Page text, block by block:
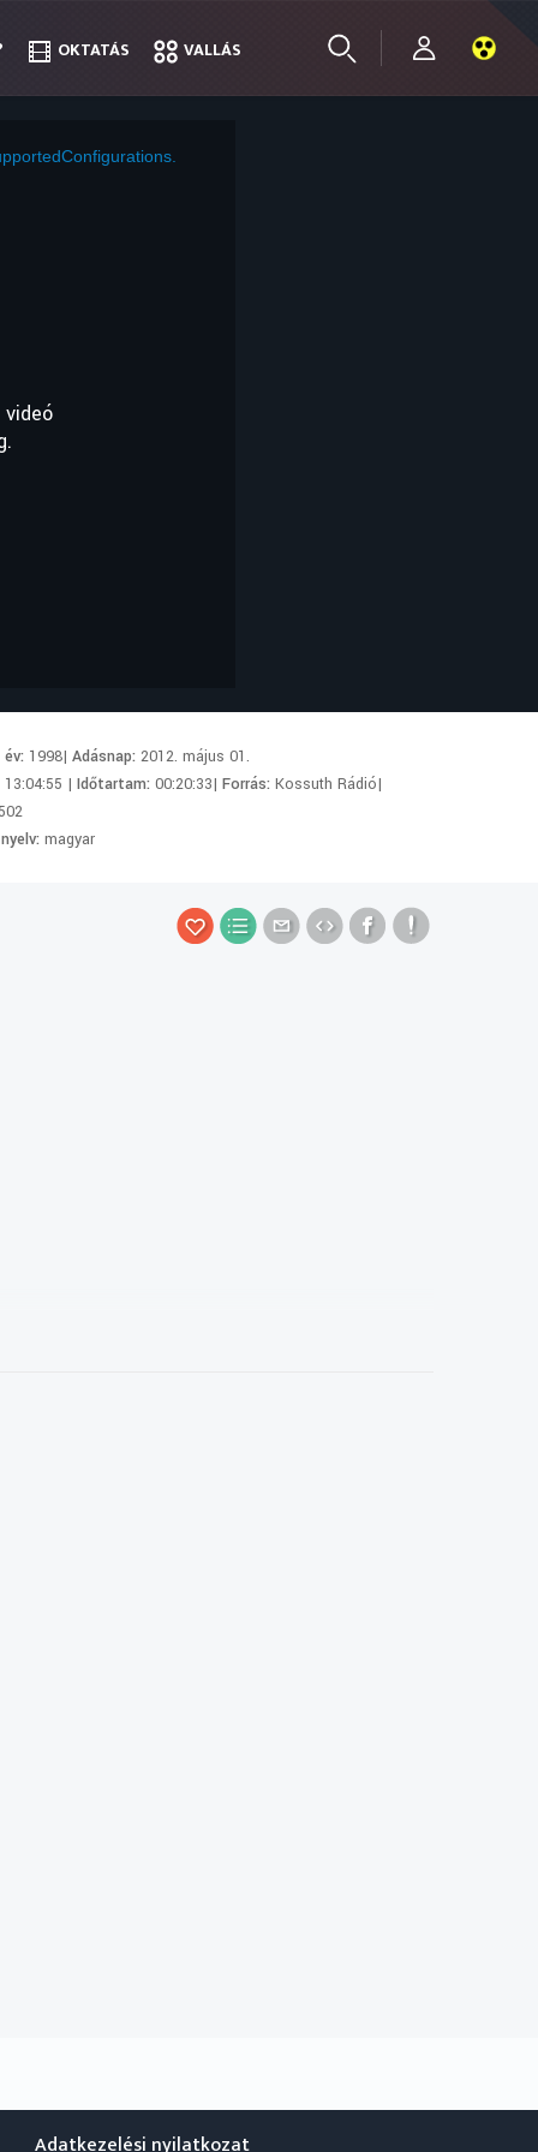
OKTATÁS VALLÁS
OKTATÁS VALLÁS
1998|Adásnap:2012. május 01.
13:04:55 |Időtartam:00:20:33|Forrás:Kossuth Rádió|
magyar
Adatkezelési nyilatkozat